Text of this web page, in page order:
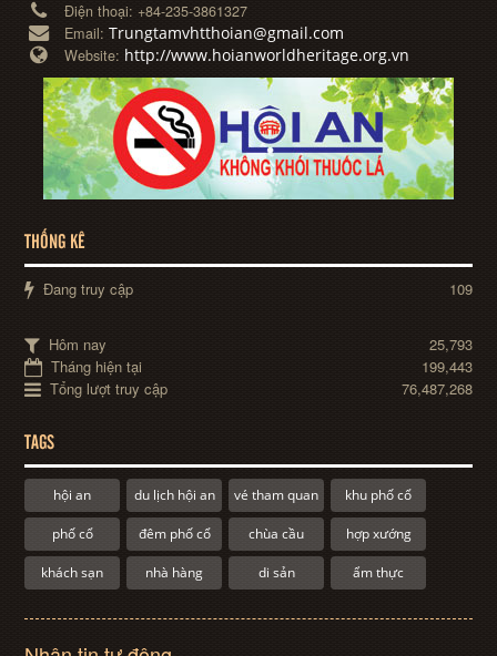
Điện thoại: +84-235-3861327
Email:Trungtamvhtthoian@gmail.com
Website: http://www.hoianworldheritage.org.vn
THỐNG KÊ
Đang truy cập 109
Hôm nay
25,793
Tháng hiện tại
199,443
Tổng lượt truy cập
76,487,268
TAGS
hội an du lịch hội an vé tham quan khu phố cổ
phố cổ đêm phố cổ chùa cầu hợp xướng
khách sạn nhà hàng di sản ẩm thực